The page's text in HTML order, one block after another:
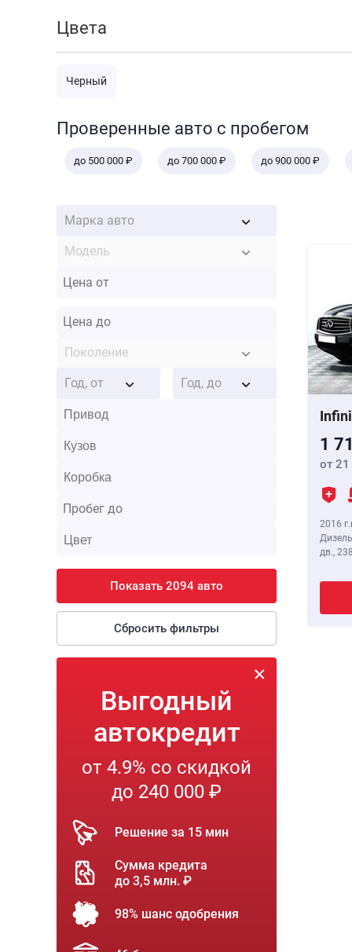
Цвета
Черный
Проверенные авто с пробегом
до 500 000 ₽ до 700 000 ₽ до 900 000 ₽
Марка авто
Модель
Поколение
Год, от Год, до
Показать 2094 авто
Сбросить фильтры
1
от
2016
дв.,
Выгодный
автокредит
от 4.9% со скидкой
до 240 000 ₽
Решение за 15 мин
Сумма кредита
до 3,5 млн. ₽
98% шанс одобрения